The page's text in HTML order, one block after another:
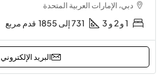
دبي، الإمارات العربية المتحدة
1 و 2 و 3 731 إلى 1855 قدم مربع
البريد الإلكتروني